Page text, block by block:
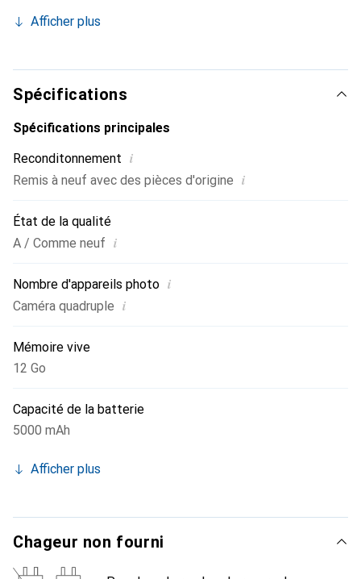
stock.Afficher plus
Spécifications
Spécifications principales
Reconditonnement i
Remis à neuf avec des pièces d'origine i
État de la qualité
A / Comme neuf i
Nombre d'appareils photo i
Caméra quadruple i
Mémoire vive
12 Go
Capacité de la batterie
5000 mAh
Afficher plus
Chageur non fourni